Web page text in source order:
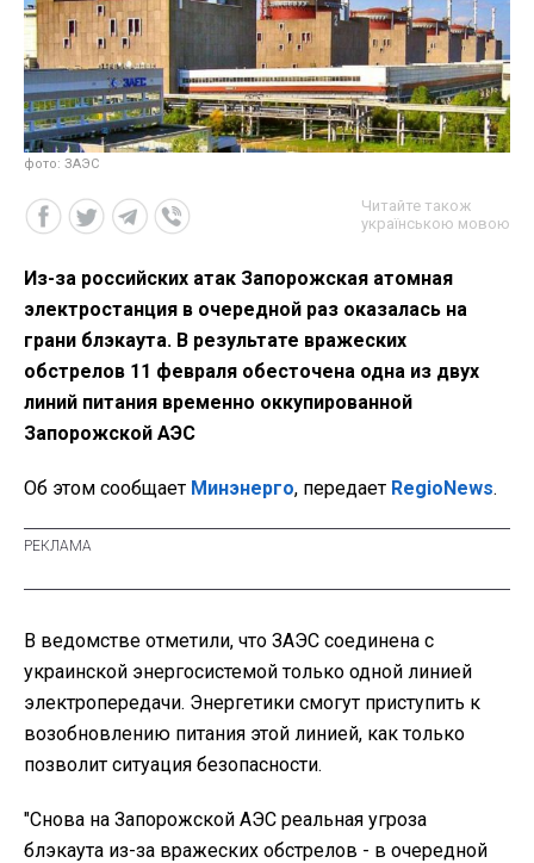
фото: ЗАЭС
Читайте також
українською мовою
Из-за российских атак Запорожская атомная
электростанция в очередной раз оказалась на
грани блэкаута. В результате вражеских
обстрелов 11 февраля обесточена одна из двух
линий питания временно оккупированной
Запорожской АЭС
Об этом сообщает Минэнерго, передает RegioNews.
В ведомстве отметили, что ЗАЭС соединена с
украинской энергосистемой только одной линией
электропередачи. Энергетики смогут приступить к
возобновлению питания этой линией, как только
позволит ситуация безопасности.
"Снова на Запорожской АЭС реальная угроза
блэкаута из-за вражеских обстрелов - в очередной